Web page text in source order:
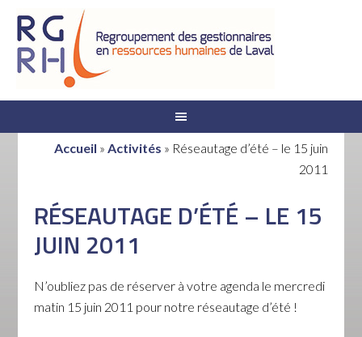
Accueil » Activités » Réseautage d’été – le 15 juin
2011
RÉSEAUTAGE D’ÉTÉ – LE 15
JUIN 2011
N’oubliez pas de réserver à votre agenda le mercredi
matin 15 juin 2011 pour notre réseautage d’été !